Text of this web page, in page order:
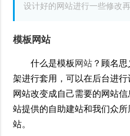
设计好的网站进行一些修改
模板网站
什么是模板网站 ？顾名
架进行套用，可以在后台进
网站改变成自己需要的网站
站提供的自助建站和我们众
站。